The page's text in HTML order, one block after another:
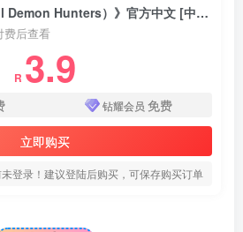
《灵魂恶魔猎人（Soul Demon Hunters）》官方中文 [中文/繁体/英文/日语]
费后查看
R 3.9
钻耀会员 免费
立即购买
登录！建议登陆后购买，可保存购买订单